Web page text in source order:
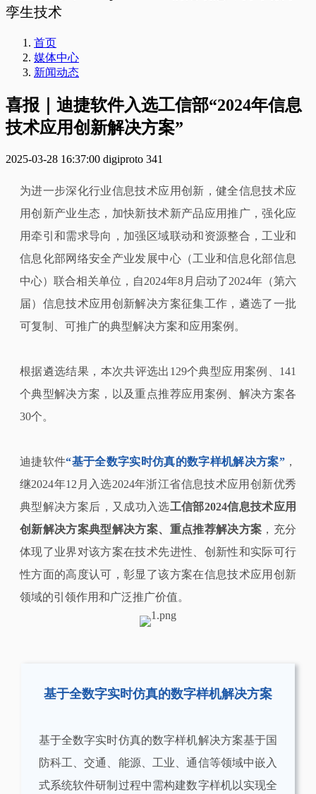
孪生技术
首页
媒体中心
新闻动态
喜报｜迪捷软件入选工信部“2024年信息
技术应用创新解决方案”
2025-03-28 16:37:00 digiproto 341
为进一步深化行业信息技术应用创新，健全信息技术应
用创新产业生态，加快新技术新产品应用推广，强化应
用牵引和需求导向，加强区域联动和资源整合，工业和
信息化部网络安全产业发展中心（工业和信息化部信息
中心）联合相关单位，自2024年8月启动了2024年（第六
届）信息技术应用创新解决方案征集工作，遴选了一批
可复制、可推广的典型解决方案和应用案例。
根据遴选结果，本次共评选出129个典型应用案例、141
个典型解决方案，以及重点推荐应用案例、解决方案各
30个。
迪捷软件“基于全数字实时仿真的数字样机解决方案”，
继2024年12月入选2024年浙江省信息技术应用创新优秀
典型解决方案后，又成功入选工信部2024信息技术应用
创新解决方案典型解决方案、重点推荐解决方案 ，充分
体现了业界对该方案在技术先进性、创新性和实际可行
性方面的高度认可，彰显了该方案在信息技术应用创新
领域的引领作用和广泛推广价值。
基于全数字实时仿真的数字样机解决方案
基于全数字实时仿真的数字样机解决方案基于国
防科工、交通、能源、工业、通信等领域中嵌入
式系统软件研制过程中需构建数字样机以实现全